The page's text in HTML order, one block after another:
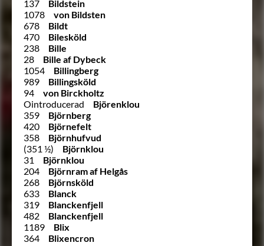
137
Bildstein
1078
von Bildsten
678
Bildt
470
Bilesköld
238
Bille
28
Bille af Dybeck
1054
Billingberg
989
Billingsköld
94
von Birckholtz
Ointroducerad
Björenklou
359
Björnberg
420
Björnefelt
358
Björnhufvud
(351 ½)
Björnklou
31
Björnklou
204
Björnram af Helgås
268
Björnsköld
633
Blanck
319
Blanckenfjell
482
Blanckenfjell
1189
Blix
364
Blixencron